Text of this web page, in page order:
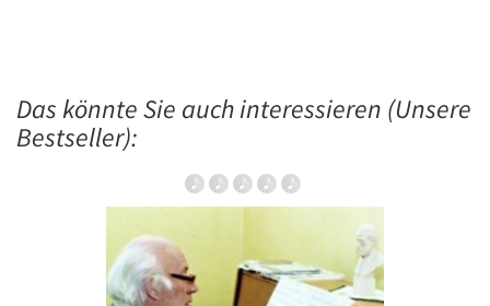
Das könnte Sie auch interessieren (Unsere
Bestseller):